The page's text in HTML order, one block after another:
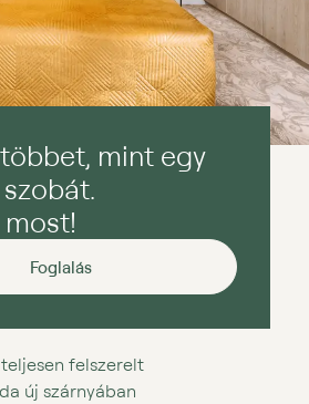
mint egy
Foglalás
felszerelt
új szárnyában